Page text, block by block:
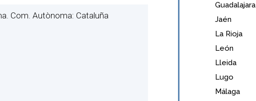
Com. Autònoma: Cataluña
Guadalajara
Jaén
La Rioja
León
Lleida
Lugo
Málaga